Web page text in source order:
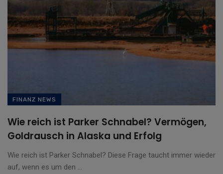
FINANZ NEWS
Wie reich ist Parker Schnabel? Vermögen,
Goldrausch in Alaska und Erfolg
Wie reich ist Parker Schnabel? Diese Frage taucht immer wieder
auf, wenn es um den ...